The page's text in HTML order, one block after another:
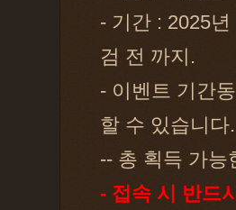
- 기간 : 2025
검 전 까지.
- 이벤트 기간
할 수 있습니다.
-- 총 획득 가능
- 접속 시 반드